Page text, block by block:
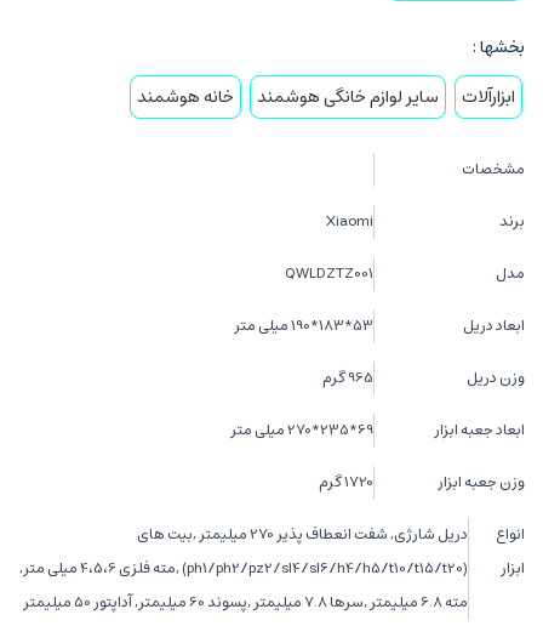
بخشها :
ابزارآلات
سایر لوازم خانگی هوشمند خانه هوشمند
مشخصات
برند Xiaomi
مدل QWLDZTZ001
ابعاد دریل 53*183*190 میلی متر
وزن دریل 965 گرم
ابعاد جعبه ابزار 69*235*270 میلی متر
وزن جعبه ابزار 1720 گرم
انواع
ابزار
دریل شارژی, شفت انعطاف پذیر 270 میلیمتر ,بیت های
(ph1/ph2/pz2/sl4/sl6/h4/h5/t10/t15/t20) ,مته فلزی 4،5،6 میلی متر,
مته 6.8 میلیمتر ,سرها 7.8 میلیمتر ,پسوند 60 میلیمتر, آداپتور 50 میلیمتر